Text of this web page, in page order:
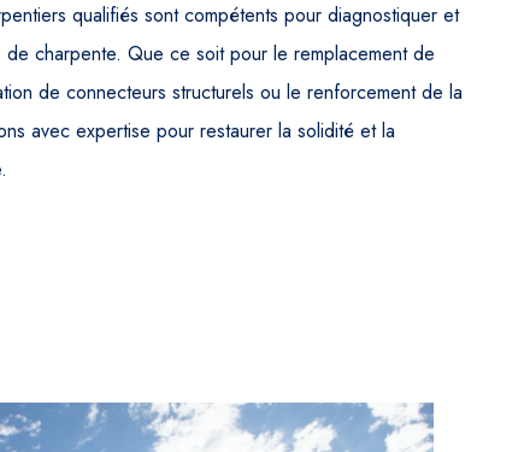
qualifiés sont compétents pour diagnostiquer et
charpente. Que ce soit pour le remplacement de
de connecteurs structurels ou le renforcement de la
avec expertise pour restaurer la solidité et la